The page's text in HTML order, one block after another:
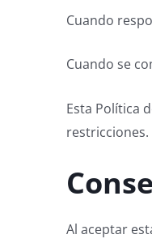
Cuando
Cuando se
Esta Política
restricciones.
Al aceptar